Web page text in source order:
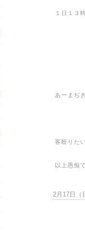
１日１３
あーまぢ
客殴りた
以上愚痴
2月17日（